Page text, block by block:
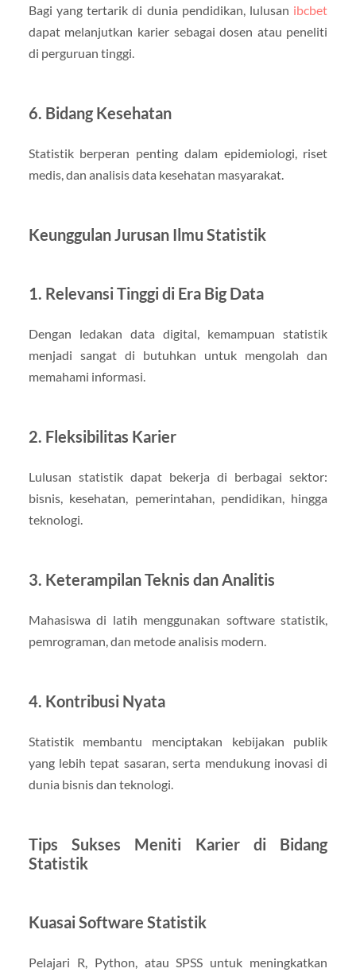
Bagi yang tertarik di dunia pendidikan, lulusan ibcbet
dapat melanjutkan karier sebagai dosen atau peneliti
di perguruan tinggi.
6. Bidang Kesehatan
Statistik berperan penting dalam epidemiologi, riset
medis, dan analisis data kesehatan masyarakat.
Keunggulan Jurusan Ilmu Statistik
1. Relevansi Tinggi di Era Big Data
Dengan ledakan data digital, kemampuan statistik
menjadi sangat di butuhkan untuk mengolah dan
memahami informasi.
2. Fleksibilitas Karier
Lulusan statistik dapat bekerja di berbagai sektor:
bisnis, kesehatan, pemerintahan, pendidikan, hingga
teknologi.
3. Keterampilan Teknis dan Analitis
Mahasiswa di latih menggunakan software statistik,
pemrograman, dan metode analisis modern.
4. Kontribusi Nyata
Statistik membantu menciptakan kebijakan publik
yang lebih tepat sasaran, serta mendukung inovasi di
dunia bisnis dan teknologi.
Tips Sukses Meniti Karier di Bidang
Statistik
Kuasai Software Statistik
Pelajari R, Python, atau SPSS untuk meningkatkan